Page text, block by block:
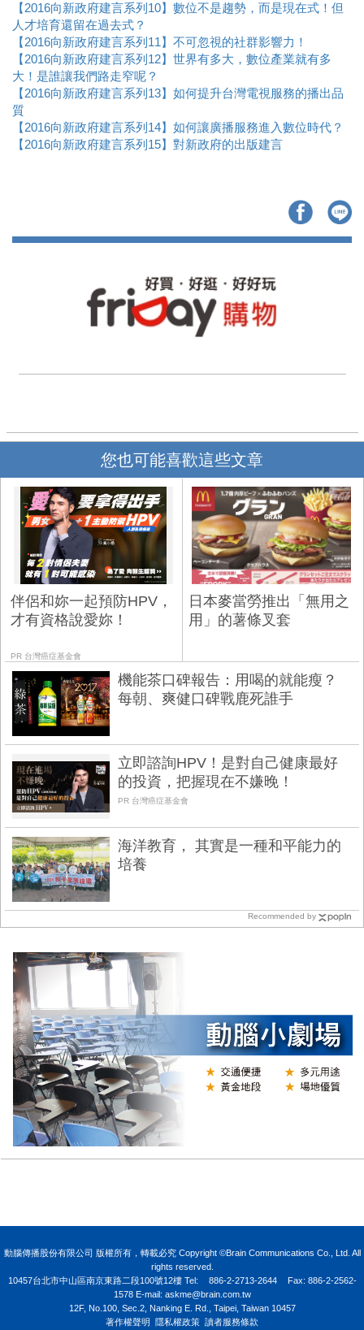
【2016向新政府建言系列10】數位不是趨勢，而是現在式！但
人才培育還留在過去式？
【2016向新政府建言系列11】不可忽視的社群影響力！
【2016向新政府建言系列12】世界有多大，數位產業就有多
大！是誰讓我們路走窄呢？
【2016向新政府建言系列13】如何提升台灣電視服務的播出品
質
【2016向新政府建言系列14】如何讓廣播服務進入數位時代？
【2016向新政府建言系列15】對新政府的出版建言
您也可能喜歡這些文章
伴侶和妳一起預防HPV，
才有資格說愛妳！
PR 台灣癌症基金會
日本麥當勞推出「無用之
用」的薯條叉套
機能茶口碑報告：用喝的就能瘦？
每朝、爽健口碑戰鹿死誰手
立即諮詢HPV！是對自己健康最好
的投資，把握現在不嫌晚！
PR 台灣癌症基金會
海洋教育， 其實是一種和平能力的
培養
Recommended by
動腦傳播股份有限公司 版權所有，轉載必究 Copyright ©Brain Communications Co., Ltd. All
rights reserved.
10457台北市中山區南京東路二段100號12樓Tel: 886-2-2713-2644
Fax: 886-2-2562-
1578 E-mail: askme@brain.com.tw
12F, No.100, Sec.2, Nanking E. Rd., Taipei, Taiwan 10457
著作權聲明 隱私權政策 讀者服務條款